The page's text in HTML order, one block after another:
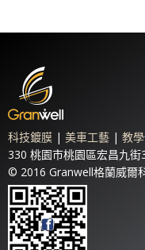
科技鍍膜 | 美車工藝 | 教
330 桃園市桃園區宏昌九
© 2016 Granwell格蘭威爾